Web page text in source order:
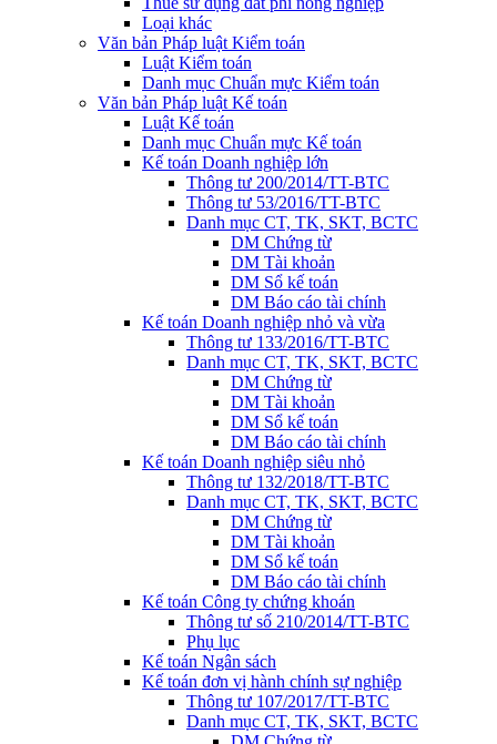
Loại khác
Văn bản Pháp luật Kiểm toán
Luật Kiểm toán
Danh mục Chuẩn mực Kiểm toán
Văn bản Pháp luật Kế toán
Luật Kế toán
Danh mục Chuẩn mực Kế toán
Kế toán Doanh nghiệp lớn
Thông tư 200/2014/TT-BTC
Thông tư 53/2016/TT-BTC
Danh mục CT, TK, SKT, BCTC
DM Chứng từ
DM Tài khoản
DM Sổ kế toán
DM Báo cáo tài chính
Kế toán Doanh nghiệp nhỏ và vừa
Thông tư 133/2016/TT-BTC
Danh mục CT, TK, SKT, BCTC
DM Chứng từ
DM Tài khoản
DM Sổ kế toán
DM Báo cáo tài chính
Kế toán Doanh nghiệp siêu nhỏ
Thông tư 132/2018/TT-BTC
Danh mục CT, TK, SKT, BCTC
DM Chứng từ
DM Tài khoản
DM Sổ kế toán
DM Báo cáo tài chính
Kế toán Công ty chứng khoán
Thông tư số 210/2014/TT-BTC
Phụ lục
Kế toán Ngân sách
Kế toán đơn vị hành chính sự nghiệp
Thông tư 107/2017/TT-BTC
Danh mục CT, TK, SKT, BCTC